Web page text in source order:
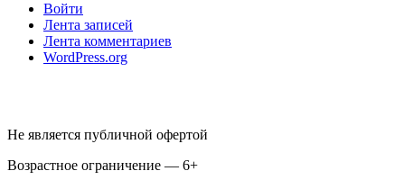
Войти
Лента записей
Лента комментариев
WordPress.org
Не является публичной офертой
Возрастное ограничение — 6+